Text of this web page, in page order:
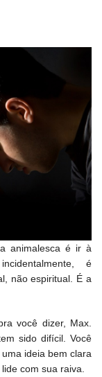
animalesca é ir à
é
não espiritual. É a
você dizer, Max.
sido difícil. Você
ideia bem clara
com sua raiva.